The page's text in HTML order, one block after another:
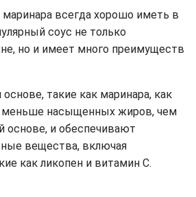
маринара всегда хорошо иметь в
соус не только
но и имеет много преимуществ
такие как маринара, как
меньше насыщенных жиров, чем
основе, и обеспечивают
вещества, включая
как ликопен и витамин С.